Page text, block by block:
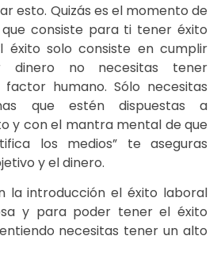
esto. Quizás es el momento de
consiste para ti tener éxito
éxito solo consiste en cumplir
dinero no necesitas tener
factor humano. Sólo necesitas
que estén dispuestas a
y con el mantra mental de que
los medios” te aseguras
y el dinero.
la introducción el éxito laboral
y para poder tener el éxito
necesitas tener un alto